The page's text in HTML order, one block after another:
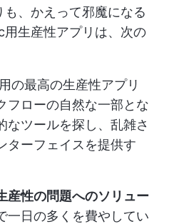
、かえって邪魔になる
生産性アプリは、次の
の最高の生産性アプリ
フローの自然な一部とな
なツールを探し、乱雑さ
ターフェイスを提供す
産性の問題へのソリュー
一日の多くを費やしてい